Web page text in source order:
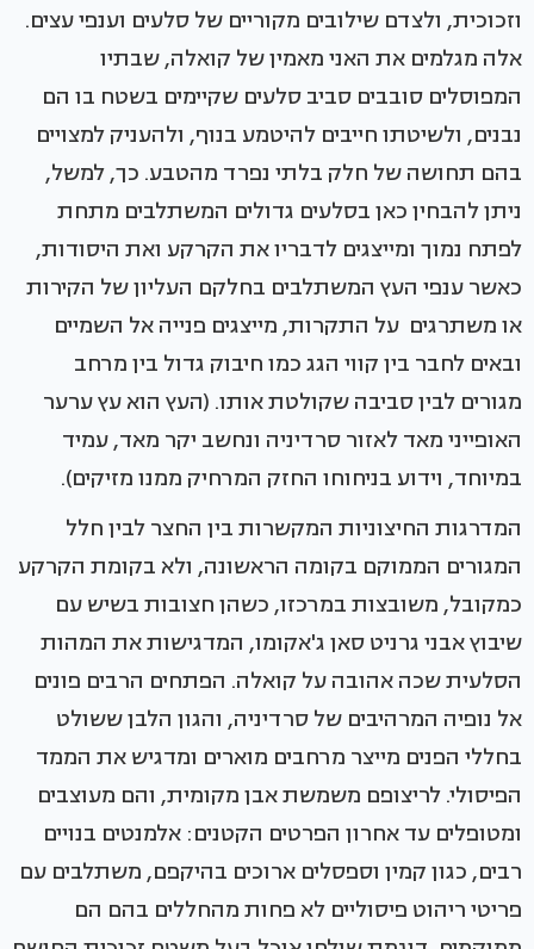
וזכוכית, ולצדם שילובים מקוריים של סלעים וענפי עצים.
אלה מגלמים את האני מאמין של קואלה, שבתיו
המפוסלים סובבים סביב סלעים שקיימים בשטח בו הם
נבנים, ולשיטתו חייבים להיטמע בנוף, ולהעניק למצויים
בהם תחושה של חלק בלתי נפרד מהטבע. כך, למשל,
ניתן להבחין כאן בסלעים גדולים המשתלבים מתחת
לפתח נמוך ומייצגים לדבריו את הקרקע ואת היסודות,
כאשר ענפי העץ המשתלבים בחלקם העליון של הקירות
או משתרגים על התקרות, מייצגים פנייה אל השמיים
ובאים לחבר בין קווי הגג כמו חיבוק גדול בין מרחב
מגורים לבין סביבה שקולטת אותו. (העץ הוא עץ ערער
האופייני מאד לאזור סרדיניה ונחשב יקר מאד, עמיד
במיוחד, וידוע בניחוחו החזק המרחיק ממנו מזיקים).
המדרגות החיצוניות המקשרות בין החצר לבין חלל
המגורים הממוקם בקומה הראשונה, ולא בקומת הקרקע
כמקובל, משובצות במרכזו, כשהן חצובות בשיש עם
שיבוץ אבני גרניט סאן ג'אקומו, המדגישות את המהות
הסלעית שכה אהובה על קואלה. הפתחים הרבים פונים
אל נופיה המרהיבים של סרדיניה, והגון הלבן ששולט
בחללי הפנים מייצר מרחבים מוארים ומדגיש את הממד
הפיסולי. לריצופם משמשת אבן מקומית, והם מעוצבים
ומטופלים עד אחרון הפרטים הקטנים: אלמנטים בנויים
רבים, כגון קמין וספסלים ארוכים בהיקפם, משתלבים עם
פריטי ריהוט פיסוליים לא פחות מהחללים בהם הם